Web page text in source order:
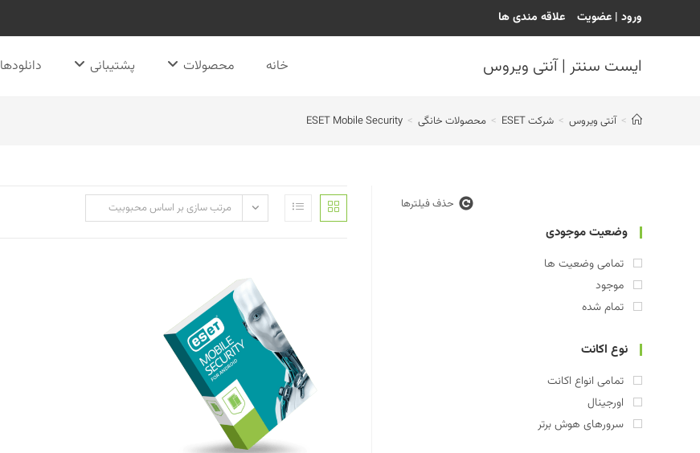
ورود | عضویت علاقه مندی ها
ایست سنتر | آنتی ویروس خانه محصولات پشتیبانی دانلودها
> آنتی ویروس > شرکت ESET > محصولات خانگی >
ESET Mobile Security
مرتب سازی بر اساس محبوبیت
اورجینال
حذف فیلترها
وضعیت موجودی
تمامی وضعیت ها
موجود
تمام شده
نوع اکانت
تمامی انواع اکانت
اورجینال
سرورهای هوش برتر